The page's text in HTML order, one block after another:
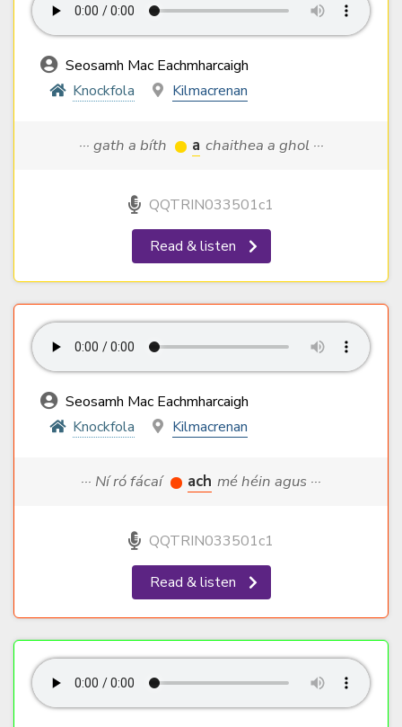
Seosamh Mac Eachmharcaigh
Knockfola
Kilmacrenan
··· gath a bíth a chaithea a ghol ···
QQTRIN033501c1
Read & listen
Seosamh Mac Eachmharcaigh
Knockfola
Kilmacrenan
··· Ní ró fácaí ach mé héin agus ···
QQTRIN033501c1
Read & listen